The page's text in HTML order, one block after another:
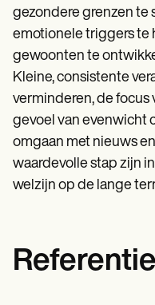
gezondere grenzen te
emotionele triggers te
gewoonten te
Kleine, consistente
verminderen, de focus
gevoel van evenwicht
omgaan met nieuws
waardevolle stap zijn
welzijn op de lange